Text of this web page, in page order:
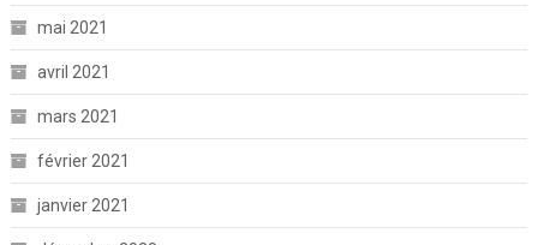
mai 2021
avril 2021
mars 2021
février 2021
janvier 2021